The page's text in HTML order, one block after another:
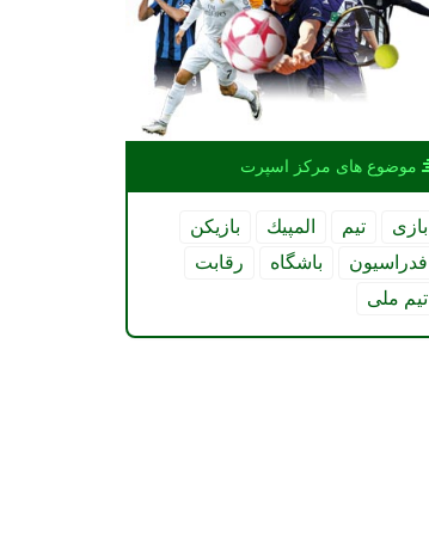
موضوع های مركز اسپرت
بازی تیم المپیك
بازیكن
فدراسیون
باشگاه
رقابت
تیم ملی